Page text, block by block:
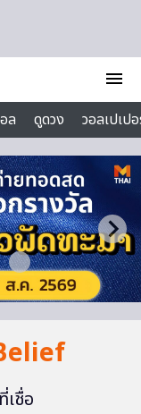
menu
ล ดูดวง
วอลเปเป
เชื่อ